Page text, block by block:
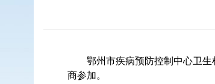
鄂州市疾病预防控制中心卫生
商参加。